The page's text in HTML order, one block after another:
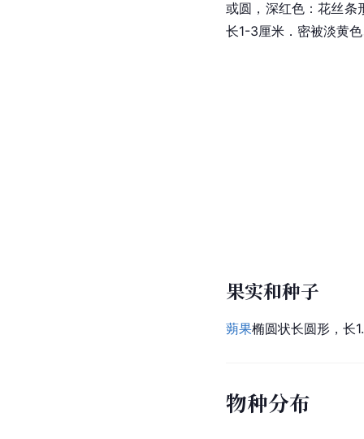
或圆， 深红色 ：花丝
长1-3厘米．密被淡黄
果实和种子
蒴果椭圆状长圆形，长
物种分布